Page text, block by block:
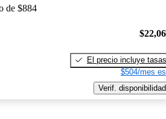
de $884
El precio incluye tasas
$504/mes
Verif. disponibilidad